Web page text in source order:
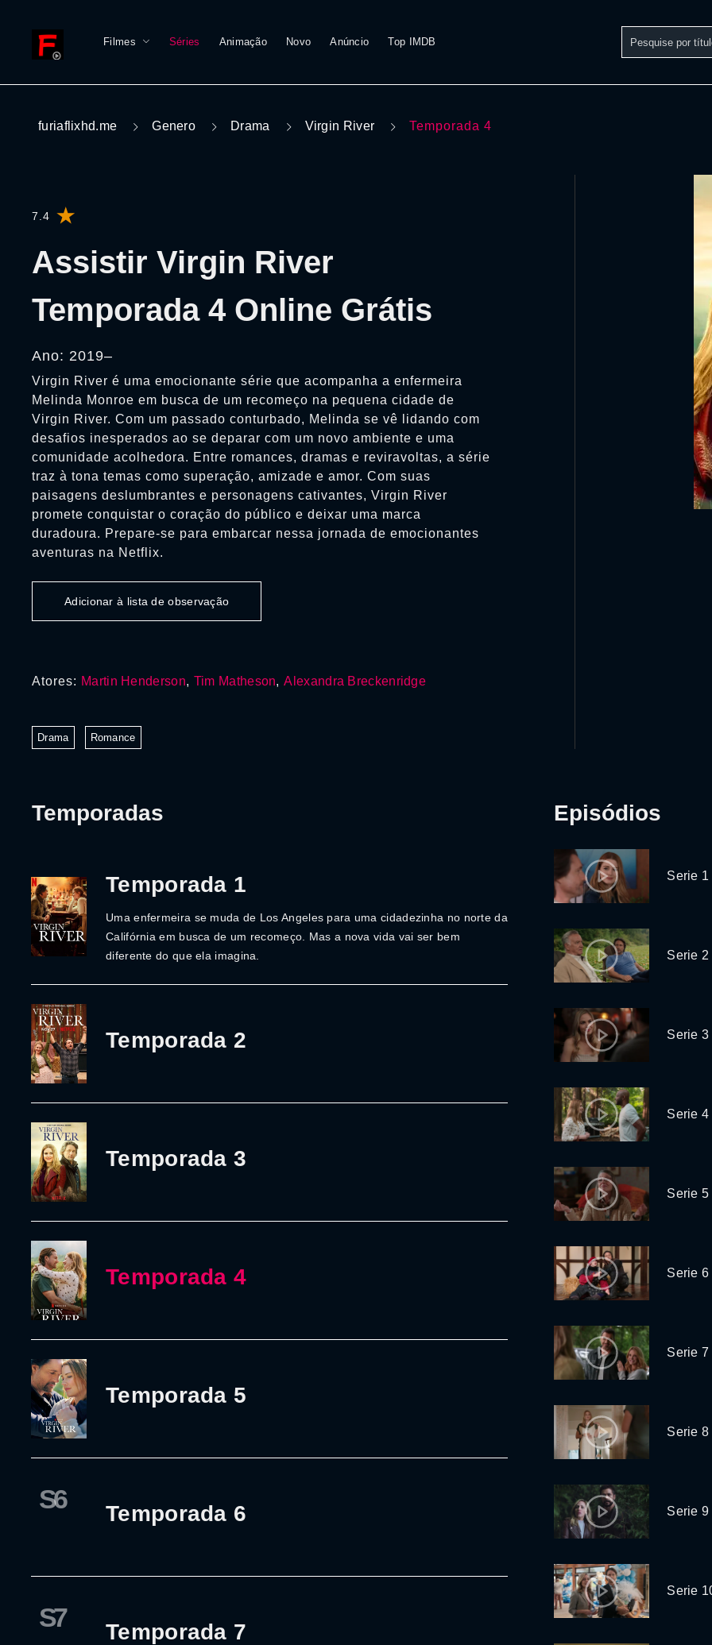
Filmes Séries Animação Novo Anúncio Top IMDB
furiaflixhd.me Genero Drama Virgin River Temporada 4
7.4
Assistir Virgin River
Temporada 4 Online Grátis
Ano: 2019–
Virgin River é uma emocionante série que acompanha a enfermeira
Melinda Monroe em busca de um recomeço na pequena cidade de
Virgin River. Com um passado conturbado, Melinda se vê lidando com
desafios inesperados ao se deparar com um novo ambiente e uma
comunidade acolhedora. Entre romances, dramas e reviravoltas, a série
traz à tona temas como superação, amizade e amor. Com suas
paisagens deslumbrantes e personagens cativantes, Virgin River
promete conquistar o coração do público e deixar uma marca
duradoura. Prepare-se para embarcar nessa jornada de emocionantes
aventuras na Netflix.
Adicionar à lista de observação
Atores: Martin Henderson, Tim Matheson,Alexandra Breckenridge
Drama Romance
Temporadas
Temporada 1
Uma enfermeira se muda de Los Angeles para uma cidadezinha no norte da
Califórnia em busca de um recomeço. Mas a nova vida vai ser bem
diferente do que ela imagina.
Temporada 2
Temporada 3
Temporada 4
Temporada 5
S6 Temporada 6
S7 Temporada 7
Episódios
Serie 1
Serie 2
Serie 3
Serie 4
Serie 5
Serie 6
Serie 7
Serie 8
Serie 9
Serie